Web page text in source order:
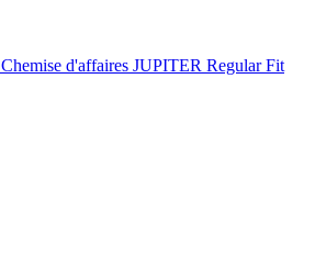
Chemise d'affaires JUPITER Regular Fit